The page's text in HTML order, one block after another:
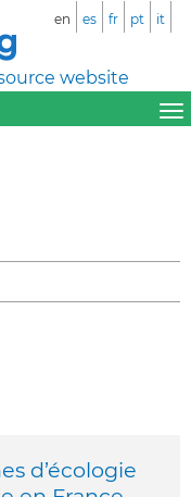
website
en es fr pt it
d’écologie